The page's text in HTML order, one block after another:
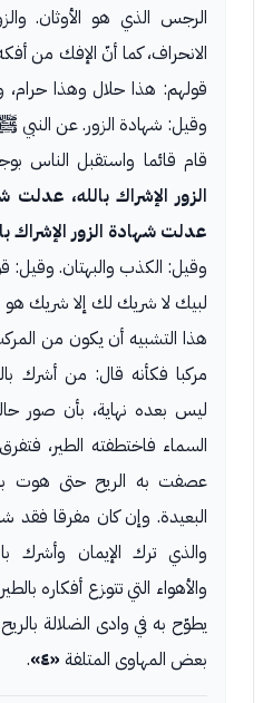
الرجس الذي هو الأوثان.
الانحراف، كما أنّ الإفك من
قولهم: هذا حلال وهذا حرام،
وقيل: شهادة الزور. عن
قام قائما واستقبل الناس
الزور الإشراك بالله، عدلت
عدلت شهادة الزور الإشراك
وقيل: الكذب والبهتان. وقيل:
لبيك لا شريك لك إلا شريك
هذا التشبيه أن يكون من
مركبا فكأنه قال: من أشرك
ليس بعده نهاية، بأن صور
السماء فاختطفته الطير،
عصفت به الريح حتى هوت
البعيدة. وإن كان مفرقا فقد
والذي ترك الإيمان وأشرك
والأهواء التي تتوزع أفكاره
يطوّح به في وادى الضلالة
بعض المهاوى المتلفة «٤» .